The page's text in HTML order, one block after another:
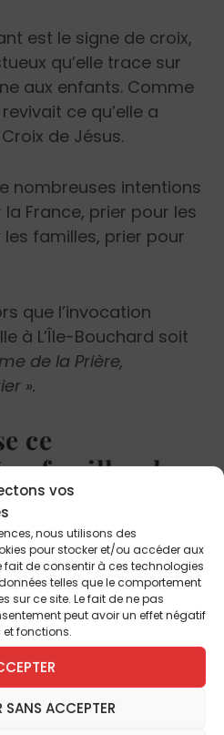
vos
nous utilisons des
pour stocker et/ou accéder aux
de consentir à ces technologies
telles que le comportement
sur ce site. Le fait de ne pas
peut avoir un effet négatif
fonctions.
SANS ACCEPTER
est le signe de croix,
qu’elle trace sur
aux enfants. Comme
ce qu’elle a
de Jésus.
nombreuses intentions
France, prier pour les
familles, prier pour
que l’invocation
à L’Île-Bouchard soit
de la Prière,
».
ce
familles de
peuvent-elles
bien sûr, mais à moins
il vaut mieux être
3 heures de voiture,
au sud, Nantes
l’est. Il s’adresse à